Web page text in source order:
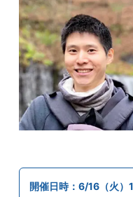
開催日時：6/16（火